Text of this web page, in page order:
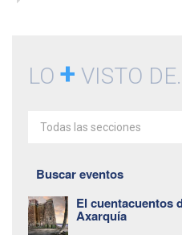
LO + VISTO
Todas las secciones
Buscar eventos
El cuentacuentos
Axarquía